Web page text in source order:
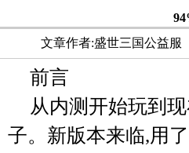
文章作者:盛世三国公益服
前言
从内测开始玩到
子。新版本来临,用